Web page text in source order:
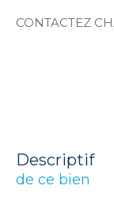
CONTACTEZ
descriptif
de ce bien